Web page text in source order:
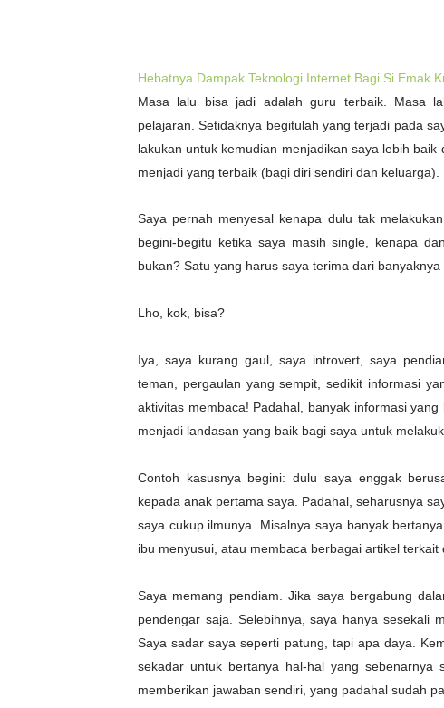
Hebatnya Dampak Teknologi Internet Bagi Si Emak
Masa lalu bisa jadi adalah guru terbaik. Masa
pelajaran. Setidaknya begitulah yang terjadi pada
lakukan untuk kemudian menjadikan saya lebih
menjadi yang terbaik (bagi diri sendiri dan keluarga).
Saya pernah menyesal kenapa dulu tak
begini-begitu ketika saya masih single, kenapa
bukan? Satu yang harus saya terima dari
Lho, kok, bisa?
Iya, saya kurang gaul, saya introvert, saya
teman, pergaulan yang sempit, sedikit informasi
aktivitas membaca! Padahal, banyak informasi
menjadi landasan yang baik bagi saya untuk
Contoh kasusnya begini: dulu saya enggak
kepada anak pertama saya. Padahal, seharusnya
saya cukup ilmunya. Misalnya saya banyak
ibu menyusui, atau membaca berbagai artikel
Saya memang pendiam. Jika saya bergabung
pendengar saja. Selebihnya, saya hanya sesekali
Saya sadar saya seperti patung, tapi apa daya.
sekadar untuk bertanya hal-hal yang
memberikan jawaban sendiri, yang padahal sudah